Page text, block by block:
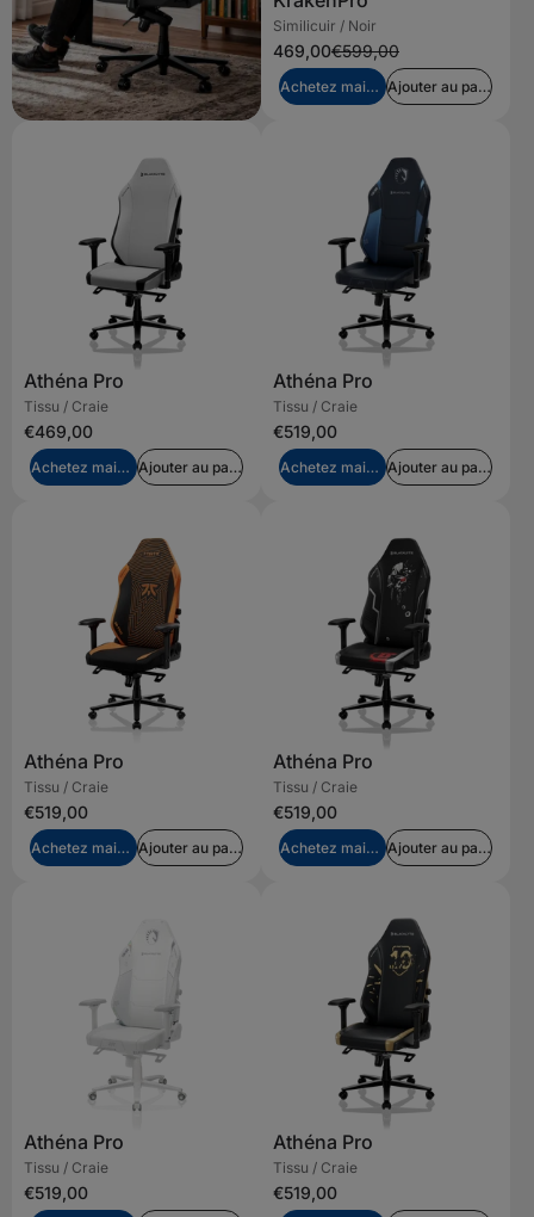
Similicuir / Noir
469,00€599,00
Achetez maintenant Ajouter au panier
Athéna Pro
Tissu / Craie
€469,00
Achetez maintenant Ajouter au panier
Athéna Pro
Tissu / Craie
€519,00
Achetez maintenant Ajouter au panier
Athéna Pro
Tissu / Craie
€519,00
Achetez maintenant Ajouter au panier
Athéna Pro
Tissu / Craie
€519,00
Achetez maintenant Ajouter au panier
Athéna Pro
Tissu / Craie
€519,00
Athéna Pro
Tissu / Craie
€519,00